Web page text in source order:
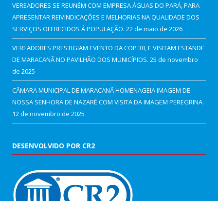
VEREADORES SE REUNÉM COM EMPRESA ÁGUAS DO PARÁ, PARA
APRESENTAR REIVINDICAÇÕES E MELHORIAS NA QUALIDADE DOS
SERVIÇOS OFERECIDOS Á POPULAÇÃO. 22 de maio de 2026
VEREADORES PRESTIGIAM EVENTO DA COP 30, E VISITAM ESTANDE
DE MARACANÃ NO PAVILHÃO DOS MUNICÍPIOS. 25 de novembro
de 2025
CÂMARA MUNICIPAL DE MARACANÃ HOMENAGEIA IMAGEM DE
NOSSA SENHORA DE NAZARÉ COM VISITA DA IMAGEM PEREGRINA.
12 de novembro de 2025
DESENVOLVIDO POR CR2